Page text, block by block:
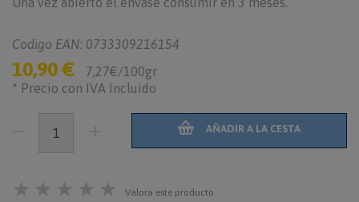
Codigo EAN: 0733309216154
10,90 €
7,27€/100gr
* Precio con IVA Incluido
AÑADIR A LA CESTA
★ ★ ★ ★ ★ Valora este producto